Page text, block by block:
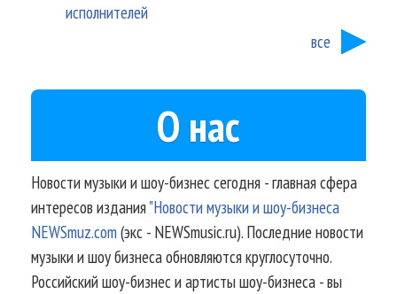
исполнителей
все
О нас
Новости музыки и шоу-бизнес сегодня - главная сфера
интересов издания"Новости музыки и шоу-бизнеса
NEWSmuz.com(экс - NEWSmusic.ru). Последние новости
музыки и шоу бизнеса обновляются круглосуточно.
Российский шоу-бизнес и артисты шоу-бизнеса - вы